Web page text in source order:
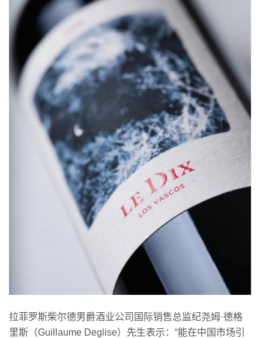
拉菲罗斯柴尔德男爵酒业公司国际销售总监纪尧姆·德格
里斯（Guillaume Deglise）先生表示：“能在中国市场引